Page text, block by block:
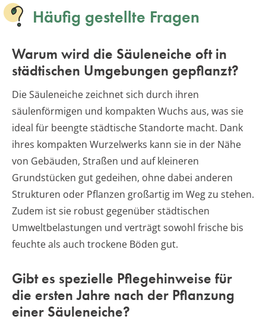
Häufig gestellte Fragen
Warum wird die Säuleneiche oft in
städtischen Umgebungen gepflanzt?
Die Säuleneiche zeichnet sich durch ihren
säulenförmigen und kompakten Wuchs aus, was sie
ideal für beengte städtische Standorte macht. Dank
ihres kompakten Wurzelwerks kann sie in der Nähe
von Gebäuden, Straßen und auf kleineren
Grundstücken gut gedeihen, ohne dabei anderen
Strukturen oder Pflanzen großartig im Weg zu stehen.
Zudem ist sie robust gegenüber städtischen
Umweltbelastungen und verträgt sowohl frische bis
feuchte als auch trockene Böden gut.
Gibt es spezielle Pflegehinweise für
die ersten Jahre nach der Pflanzung
einer Säuleneiche?